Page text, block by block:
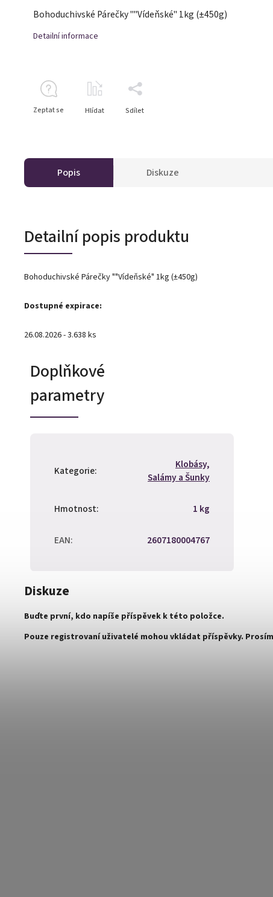
Bohoduchivské Párečky ""Vídeňské" 1kg (±450g)
Detailní informace
Zeptat se Hlídat Sdílet
Popis Diskuze
Detailní popis produktu
Bohoduchivské Párečky ""Vídeňské" 1kg (±450g)
Dostupné expirace:
26.08.2026 - 3.638 ks
Doplňkové
parametry
Kategorie:
Klobásy,
Salámy a Šunky
Hmotnost: 1 kg
EAN: 2607180004767
Diskuze
Buďte první, kdo napíše příspěvek k této položce.
Pouze registrovaní uživatelé mohou vkládat příspěvky. Prosím